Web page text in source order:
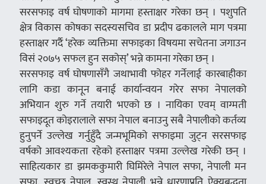
सरसफाइ वर्ष घोषणाको मागमा हस्ताक्षर गरेका छन् । पशुपति
क्षेत्र विकास कोषका सदस्यसचिव डा प्रदीप ढकालले माग पत्रमा
हस्ताक्षर गर्दै ‘हरेक व्यक्तिमा सफाइका विषयमा सचेतना जगाउन
विसं २०७५ सफल हुन सकोस्’ भन्ने कामना गरेका छन् ।
सरसफाइ वर्ष घोषणासँगै जथाभावी फोहर गर्नेलाई कारबाहीका
लागि कडा कानून बनाई कार्यान्वयन गरेर सफा नेपालको
अभियान शुरु गर्ने तयारी भएको छ । नायिका एवम् वाग्मती
सफाइदूत कोइरालाले सफा नेपाल बनाउनु सबै नेपालीको कर्तव्य
हुनुपर्ने उल्लेख गर्नुहुँदै जन्मभूमिको सफाइमा जुट्न सरसफाइ
वर्षको आवश्यकता रहेको हस्ताक्षर पत्रमा उल्लेख गरेकी छन् ।
साहित्यकार डा झमककुमारी घिमिरेले नेपाल सफा, नेपाली मन